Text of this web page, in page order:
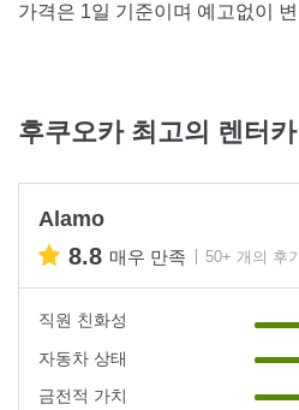
가격은 1일 기준이며 예고없이
후쿠오카 최고의 렌터
Alamo
8.8 매우 만족 50+ 개의 후
직원 친화성
자동차 상태
금전적 가치